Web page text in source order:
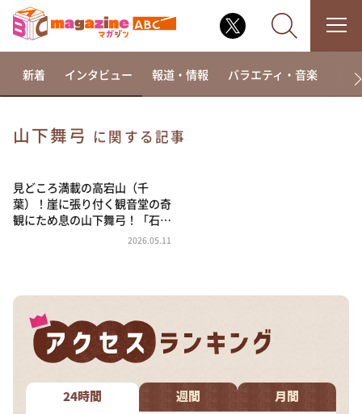
相席食堂
これ余談なんですけど・・・
～人生密着トークバラエティ！～ やすとものいたっ
河合＆A.B.C-Z塚田×福井アナ「なんでやねん！？」
（news おかえり）
DAIGOも台所 ～きょうの献立 何にする？～
本日はダイアンなり！シーズン２
新着 インタビュー 報道・情報 バラエティ・音楽 ド
山下舞弓 に関する記事
見どころ満載の高宕山（千
葉）！崖に張り付く観音堂の奇
観にため息の山下舞弓！「石…
2026.05.11
24時間 週間 月間